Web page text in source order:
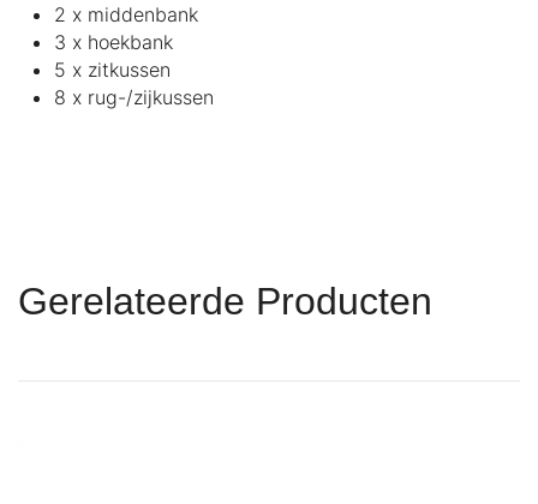
2 x middenbank
3 x hoekbank
5 x zitkussen
8 x rug-/zijkussen
Gerelateerde Producten